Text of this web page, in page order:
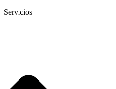
Servicios